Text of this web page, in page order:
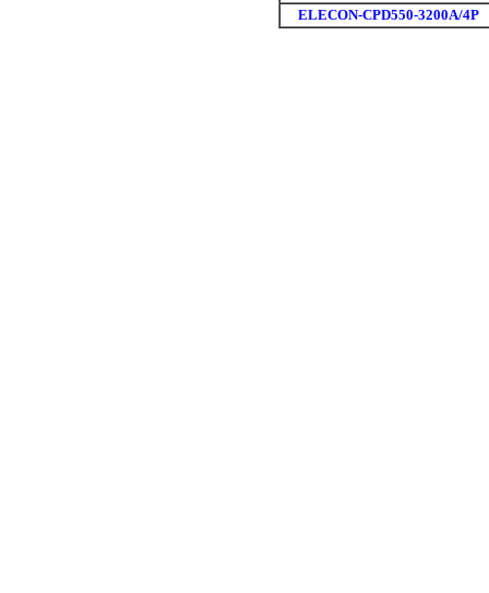
ELECON-CPD550-3200A/4P